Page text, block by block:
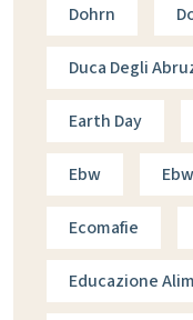
Dohrn
Duca Degli
Earth Day
Ebw
Ecomafie
Educazione